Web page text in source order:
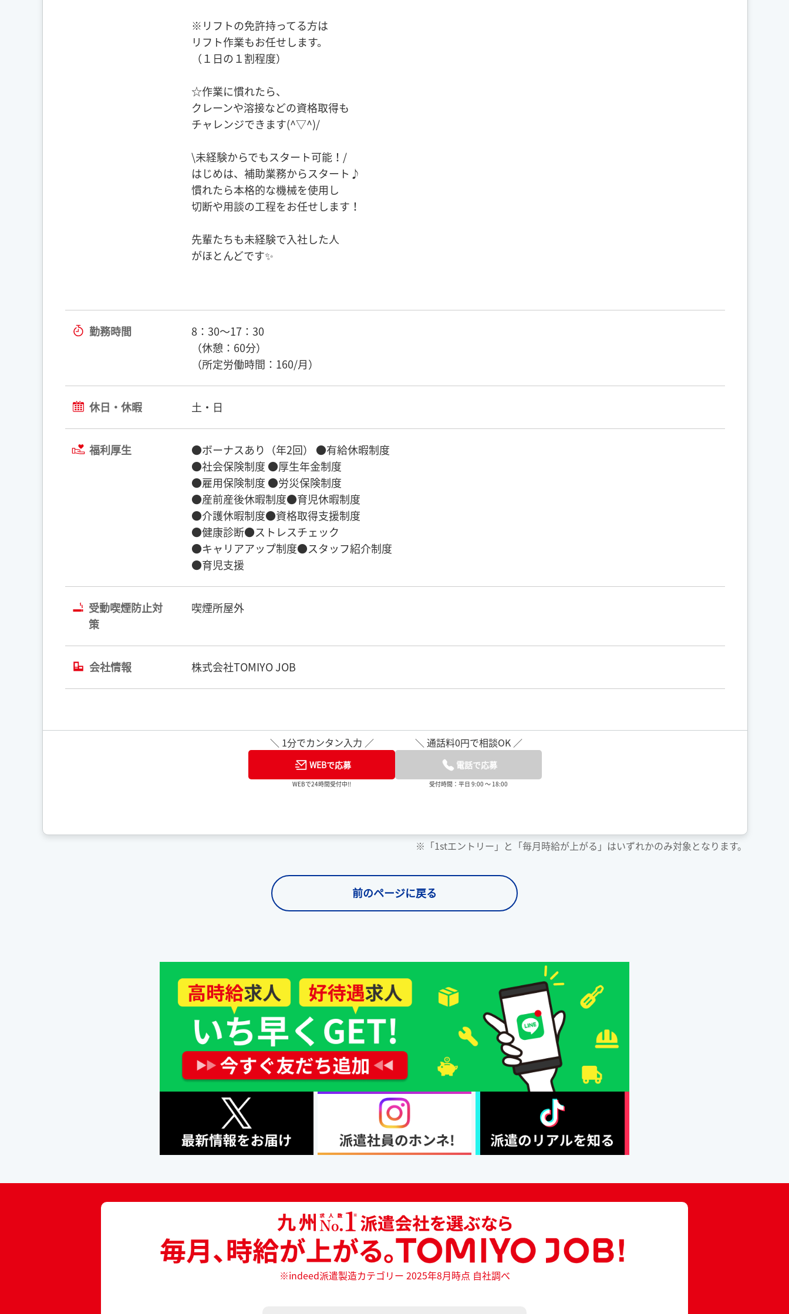
※リフトの免許持ってる方は
リフト作業もお任せします。
（１日の１割程度）
☆作業に慣れたら、
クレーンや溶接などの資格取得も
チャレンジできます(^▽^)/
\未経験からでもスタート可能！/
はじめは、補助業務からスタート♪
慣れたら本格的な機械を使用し
切断や用談の工程をお任せします！
先輩たちも未経験で入社した人
がほとんどです✨
勤務時間
8：30～17：30
（休憩：60分）
（所定労働時間：160/月）
休日・休暇 土・日
福利厚生
●ボーナスあり（年2回） ●有給休暇制度
●社会保険制度 ●厚生年金制度
●雇用保険制度 ●労災保険制度
●産前産後休暇制度●育児休暇制度
●介護休暇制度●資格取得支援制度
●健康診断●ストレスチェック
●キャリアアップ制度●スタッフ紹介制度
●育児支援
受動喫煙防止対
策
喫煙所屋外
会社情報 株式会社TOMIYO JOB
＼ 1分でカンタン入力 ／
WEBで応募
WEBで24時間受付中!!
＼ 通話料0円で相談OK ／
電話で応募
受付時間：平日 9:00 ～ 18:00
※「1stエントリー」と「毎月時給が上がる」はいずれかのみ対象となります。
前のページに戻る
※indeed派遣製造カテゴリー 2025年8月時点 自社調べ